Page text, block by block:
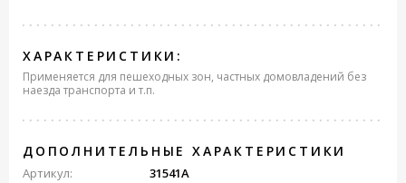
ХАРАКТЕРИСТИКИ:
Применяется для пешеходных зон, частных домовладений без
наезда транспорта и т.п.
ДОПОЛНИТЕЛЬНЫЕ ХАРАКТЕРИСТИКИ
Артикул:
31541А